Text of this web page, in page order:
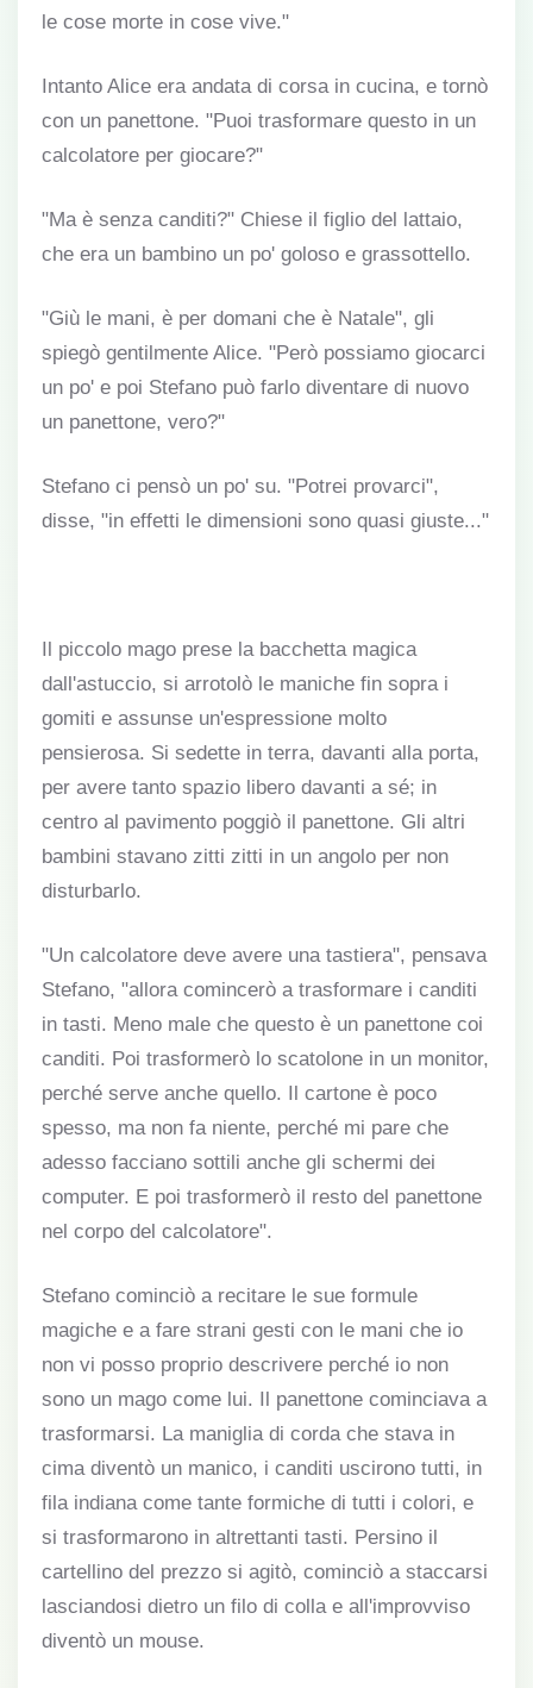
le cose morte in cose vive."
Intanto Alice era andata di corsa in cucina, e tornò
con un panettone. "Puoi trasformare questo in un
calcolatore per giocare?"
"Ma è senza canditi?" Chiese il figlio del lattaio,
che era un bambino un po' goloso e grassottello.
"Giù le mani, è per domani che è Natale", gli
spiegò gentilmente Alice. "Però possiamo giocarci
un po' e poi Stefano può farlo diventare di nuovo
un panettone, vero?"
Stefano ci pensò un po' su. "Potrei provarci",
disse, "in effetti le dimensioni sono quasi giuste..."
Il piccolo mago prese la bacchetta magica
dall'astuccio, si arrotolò le maniche fin sopra i
gomiti e assunse un'espressione molto
pensierosa. Si sedette in terra, davanti alla porta,
per avere tanto spazio libero davanti a sé; in
centro al pavimento poggiò il panettone. Gli altri
bambini stavano zitti zitti in un angolo per non
disturbarlo.
"Un calcolatore deve avere una tastiera", pensava
Stefano, "allora comincerò a trasformare i canditi
in tasti. Meno male che questo è un panettone coi
canditi. Poi trasformerò lo scatolone in un monitor,
perché serve anche quello. Il cartone è poco
spesso, ma non fa niente, perché mi pare che
adesso facciano sottili anche gli schermi dei
computer. E poi trasformerò il resto del panettone
nel corpo del calcolatore".
Stefano cominciò a recitare le sue formule
magiche e a fare strani gesti con le mani che io
non vi posso proprio descrivere perché io non
sono un mago come lui. Il panettone cominciava a
trasformarsi. La maniglia di corda che stava in
cima diventò un manico, i canditi uscirono tutti, in
fila indiana come tante formiche di tutti i colori, e
si trasformarono in altrettanti tasti. Persino il
cartellino del prezzo si agitò, cominciò a staccarsi
lasciandosi dietro un filo di colla e all'improvviso
diventò un mouse.